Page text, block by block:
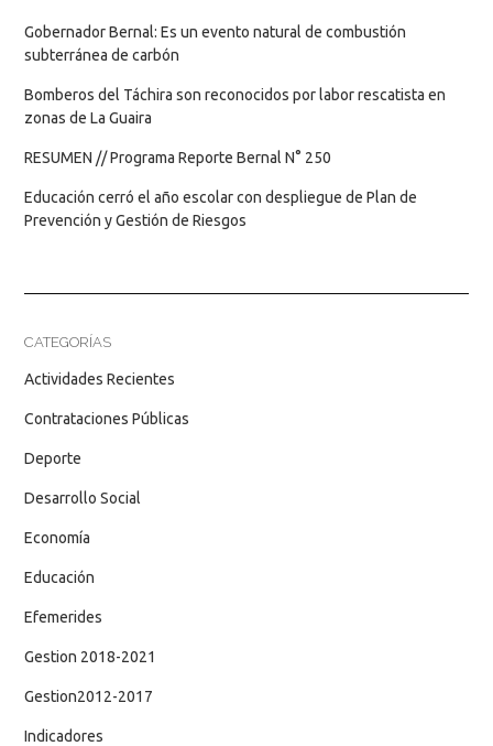
Gobernador Bernal: Es un evento natural de combustión
subterránea de carbón
Bomberos del Táchira son reconocidos por labor rescatista en
zonas de La Guaira
RESUMEN // Programa Reporte Bernal N° 250
Educación cerró el año escolar con despliegue de Plan de
Prevención y Gestión de Riesgos
CATEGORÍAS
Actividades Recientes
Contrataciones Públicas
Deporte
Desarrollo Social
Economía
Educación
Efemerides
Gestion 2018-2021
Gestion2012-2017
Indicadores